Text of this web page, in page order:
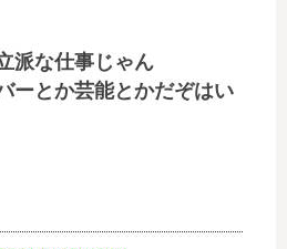
派な仕事じゃん
ーとか芸能とかだぞはい